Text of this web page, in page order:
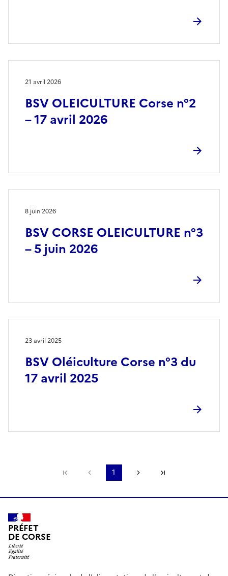
BSV OLEICULTURE Corse n°2
– 17 avril 2026
21 avril 2026
BSV CORSE OLEICULTURE n°3
– 5 juin 2026
8 juin 2026
BSV Oléiculture Corse n°3 du
17 avril 2025
23 avril 2025
Première pagePage précédente
1 Page suivante
PRÉFET
DE CORSE